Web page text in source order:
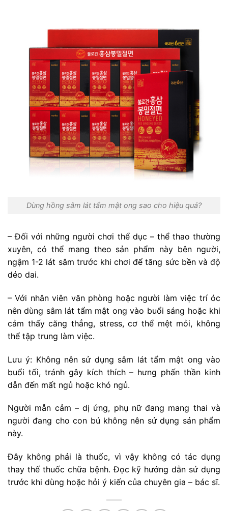
Dùng hồng sâm lát tẩm mật ong sao cho hiệu quả?
– Đối với những người chơi thể dục – thể thao thường
xuyên, có thể mang theo sản phẩm này bên người,
ngậm 1-2 lát sâm trước khi chơi để tăng sức bền và độ
dẻo dai.
– Với nhân viên văn phòng hoặc người làm việc trí óc
nên dùng sâm lát tẩm mật ong vào buổi sáng hoặc khi
cảm thấy căng thẳng, stress, cơ thể mệt mỏi, không
thể tập trung làm việc.
Lưu ý: Không nên sử dụng sâm lát tẩm mật ong vào
buổi tối, tránh gây kích thích – hưng phấn thần kinh
dẫn đến mất ngủ hoặc khó ngủ.
Người mẫn cảm – dị ứng, phụ nữ đang mang thai và
người đang cho con bú không nên sử dụng sản phẩm
này.
Đây không phải là thuốc, vì vậy không có tác dụng
thay thế thuốc chữa bệnh. Đọc kỹ hướng dẫn sử dụng
trước khi dùng hoặc hỏi ý kiến của chuyên gia – bác sĩ.